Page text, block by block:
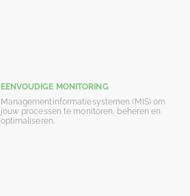
EENVOUDIGE MONITORING
Managementinformatiesystemen (MIS) om
jouw processen te monitoren, beheren en
optimaliseren.